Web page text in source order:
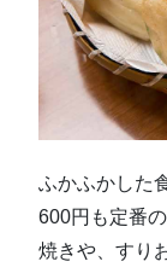
ふかふかした
600円も定番
焼きや、すり